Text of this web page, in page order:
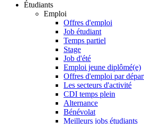
Étudiants
Emploi
Offres d'emploi
Job étudiant
Temps partiel
Stage
Job d'été
Emploi jeune diplômé(e)
Offres d'emploi par
Les secteurs d'activité
CDI temps plein
Alternance
Bénévolat
Meilleurs jobs étudiants